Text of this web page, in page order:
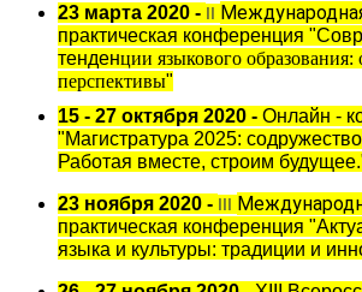
23 марта 2020 - II М
практическая конференция
тенденции языкового
перспективы"
15 - 27 октября 2020 - Онлайн -
"Магистратура 2025:
Работая вместе, строим
23 ноября 2020 - III М
практическая конференция "А
языка и культуры: традиции и